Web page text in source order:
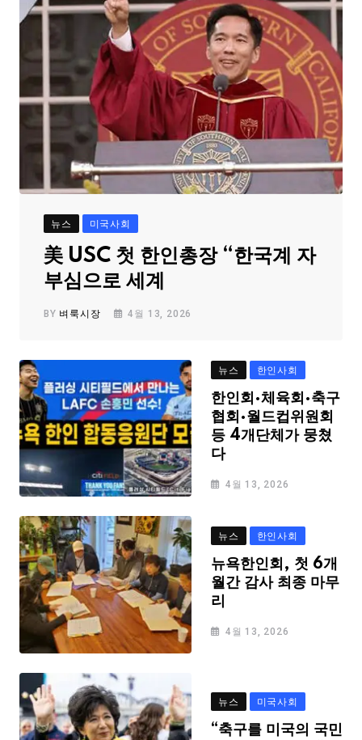
뉴스 미국사회
美 USC 첫 한인총장 “한국계 자
부심으로 세계
BY 벼룩시장 4월 13, 2026
뉴스 한인사회
한인회·체육회·축구
협회·월드컵위원회
등 4개단체가 뭉쳤
다
4월 13, 2026
뉴스 한인사회
뉴욕한인회, 첫 6개
월간 감사 최종 마무
리
4월 13, 2026
뉴스 미국사회
“축구를 미국의 국민